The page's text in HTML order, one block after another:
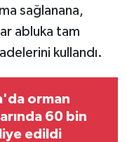
sağlanana,
abluka tam
kullandı.
orman
60 bin
edildi